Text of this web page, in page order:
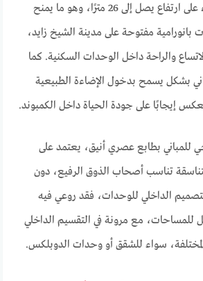
للمباني، حيث تم البناء على ارتفاع يصل إلى 26 مترًا، وهو ما يمنح
مفتوحة على مدينة الشيخ زايد،
والراحة داخل الوحدات السكنية. كما
بشكل يسمح بدخول الإضاءة الطبيعية
إيجابًا على جودة الحياة داخل الكمبوند.
للمباني بطابع عصري أنيق، يعتمد على
تناسب أصحاب الذوق الرفيع، دون
الداخلي للوحدات، فقد روعي فيه
للمساحات، مع مرونة في التقسيم الداخلي
سواء للشقق أو وحدات الدوبلكس.